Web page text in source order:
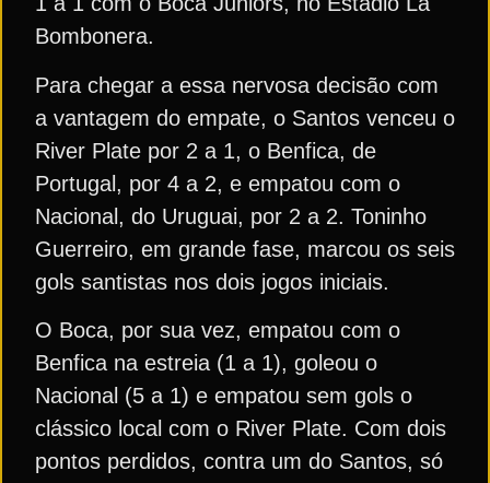
Bombonera.
Para chegar a essa nervosa decisão com
a vantagem do empate, o Santos venceu o
River Plate por 2 a 1, o Benfica, de
Portugal, por 4 a 2, e empatou com o
Nacional, do Uruguai, por 2 a 2. Toninho
Guerreiro, em grande fase, marcou os seis
gols santistas nos dois jogos iniciais.
O Boca, por sua vez, empatou com o
Benfica na estreia (1 a 1), goleou o
Nacional (5 a 1) e empatou sem gols o
clássico local com o River Plate. Com dois
pontos perdidos, contra um do Santos, só